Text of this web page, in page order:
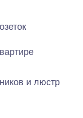
и люстр